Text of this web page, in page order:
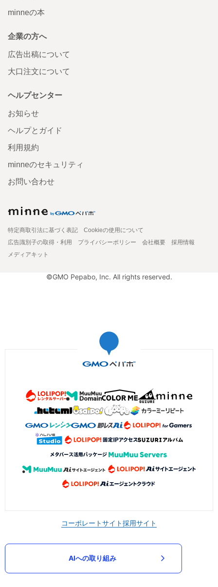
minneの本
企業の方へ
広告出稿について
大口注文について
ヘルプセンター
お知らせ
ヘルプとガイド
利用規約
minneのセキュリティ
お問い合わせ
特定商取引法に基づく表記
Cookieの使用について
広告識別子の取得・利用
プライバシーポリシー 会社概要
採用情報
メディアキット
©GMO Pepabo, Inc. All rights reserved.
コーポレートサイト採用サイト
AIへの取り組み